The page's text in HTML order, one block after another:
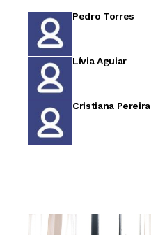
Pedro Torres
Lívia Aguiar
Cristiana Pereira